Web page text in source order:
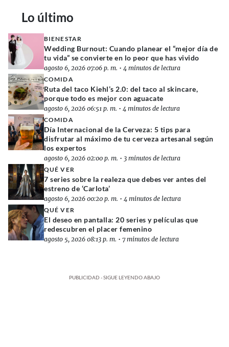
Lo último
BIENESTAR
Wedding Burnout: Cuando planear el “mejor día de
tu vida” se convierte en lo peor que has vivido
agosto 6, 2026 07:06 p. m. • 4 minutos de lectura
COMIDA
Ruta del taco Kiehl’s 2.0: del taco al skincare,
porque todo es mejor con aguacate
agosto 6, 2026 06:51 p. m. • 4 minutos de lectura
COMIDA
Día Internacional de la Cerveza: 5 tips para
disfrutar al máximo de tu cerveza artesanal según
los expertos
agosto 6, 2026 02:00 p. m. • 3 minutos de lectura
QUÉ VER
7 series sobre la realeza que debes ver antes del
estreno de ‘Carlota’
agosto 6, 2026 00:20 p. m. • 4 minutos de lectura
QUÉ VER
El deseo en pantalla: 20 series y películas que
redescubren el placer femenino
agosto 5, 2026 08:13 p. m. • 7 minutos de lectura
PUBLICIDAD - SIGUE LEYENDO ABAJO